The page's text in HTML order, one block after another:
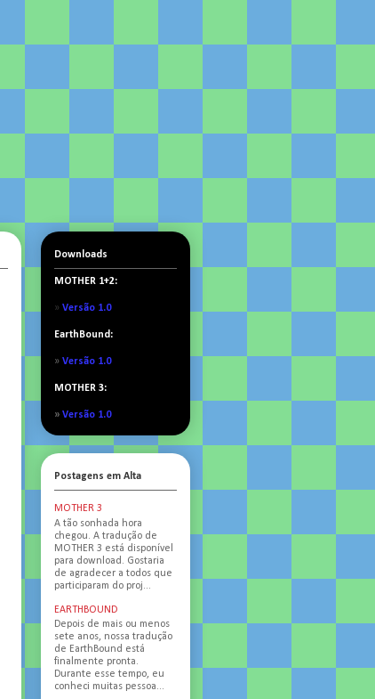
Downloads
MOTHER 1+2:
» Versão 1.0
EarthBound:
» Versão 1.0
MOTHER 3:
» Versão 1.0
Postagens em Alta
MOTHER 3
A tão sonhada hora
chegou. A tradução de
MOTHER 3 está disponível
para download. Gostaria
de agradecer a todos que
participaram do proj...
EARTHBOUND
Depois de mais ou menos
sete anos, nossa tradução
de EarthBound está
finalmente pronta.
Durante esse tempo, eu
conheci muitas pessoa...